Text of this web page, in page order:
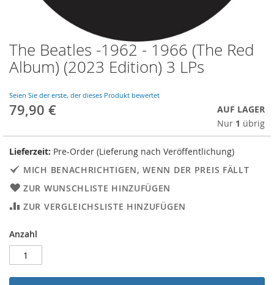
Skip
to
the
of
the
images
The Beatles -1962 - 1966 (The Red
Album) (2023 Edition) 3 LPs
Seien Sie der erste, der dieses Produkt bewertet
79,90 €
AUF LAGER
Nur 1 übrig
Lieferzeit: Pre-Order (Lieferung nach Veröffentlichung)
MICH BENACHRICHTIGEN, WENN DER PREIS FÄLLT
ZUR WUNSCHLISTE HINZUFÜGEN
ZUR VERGLEICHSLISTE HINZUFÜGEN
Anzahl